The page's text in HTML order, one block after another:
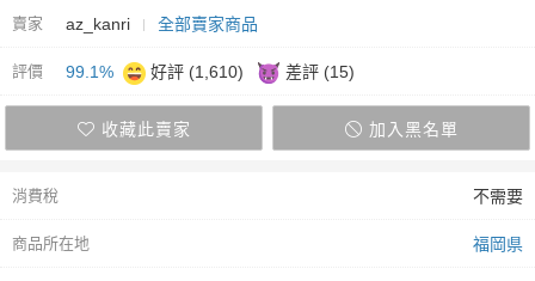
賣家 az_kanri 全部賣家商品
評價 99.1% 好評 (1,610) 差評 (15)
收藏此賣家 加入黑名單
消費稅 不需要
商品所在地 福岡県